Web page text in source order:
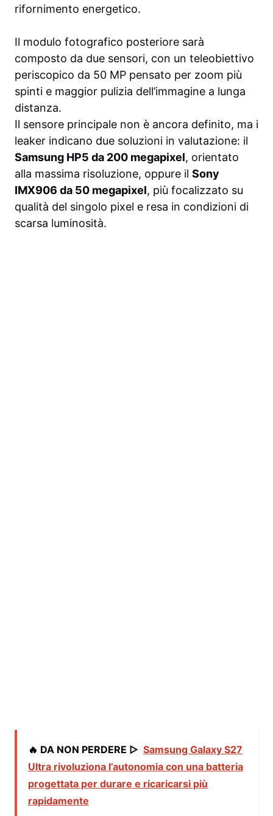
rifornimento energetico.
Il modulo fotografico posteriore sarà
composto da due sensori, con un teleobiettivo
periscopico da 50 MP pensato per zoom più
spinti e maggior pulizia dell’immagine a lunga
distanza.
Il sensore principale non è ancora definito, ma i
leaker indicano due soluzioni in valutazione: il
Samsung HP5 da 200 megapixel, orientato
alla massima risoluzione, oppure il Sony
IMX906 da 50 megapixel, più focalizzato su
qualità del singolo pixel e resa in condizioni di
scarsa luminosità.
🔥 DA NON PERDERE ▷ Samsung Galaxy S27
Ultra rivoluziona l’autonomia con una batteria
progettata per durare e ricaricarsi più
rapidamente